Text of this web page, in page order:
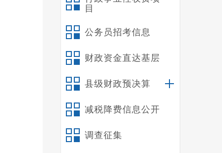
目
公务员招考信息
财政资金直达基层
县级财政预决算
减税降费信息公开
调查征集